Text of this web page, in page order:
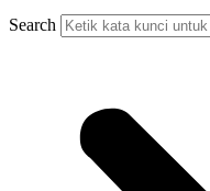
Search